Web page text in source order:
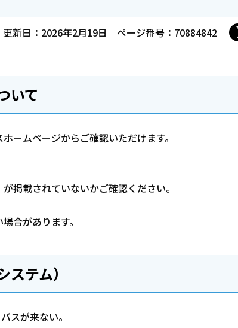
更新日：2026年2月19日 ページ番号：70884842
いて
ームページからご確認いただけます。
掲載されていないかご確認ください。
合があります。
テム）
スが来ない。